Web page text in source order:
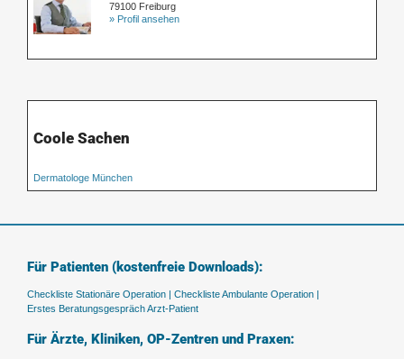
79100 Freiburg
» Profil ansehen
Coole Sachen
Dermatologe München
Für Patienten (kostenfreie Downloads):
Checkliste Stationäre Operation | Checkliste Ambulante Operation |
Erstes Beratungsgespräch Arzt-Patient
Für Ärzte, Kliniken, OP-Zentren und Praxen: